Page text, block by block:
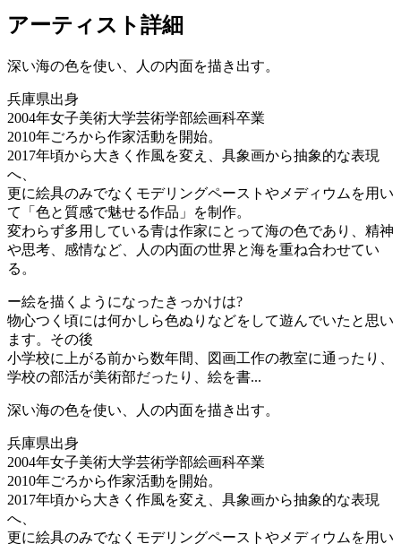
アーティスト詳細
深い海の色を使い、人の内面を描き出す。
兵庫県出身
2004年女子美術大学芸術学部絵画科卒業
2010年ごろから作家活動を開始。
2017年頃から大きく作風を変え、具象画から抽象的な表現
へ、
更に絵具のみでなくモデリングペーストやメディウムを用い
て「色と質感で魅せる作品」を制作。
変わらず多用している青は作家にとって海の色であり、精神
や思考、感情など、人の内面の世界と海を重ね合わせてい
る。
ー絵を描くようになったきっかけは?
物心つく頃には何かしら色ぬりなどをして遊んでいたと思い
ます。その後
小学校に上がる前から数年間、図画工作の教室に通ったり、
学校の部活が美術部だったり、絵を書...
深い海の色を使い、人の内面を描き出す。
兵庫県出身
2004年女子美術大学芸術学部絵画科卒業
2010年ごろから作家活動を開始。
2017年頃から大きく作風を変え、具象画から抽象的な表現
へ、
更に絵具のみでなくモデリングペーストやメディウムを用い